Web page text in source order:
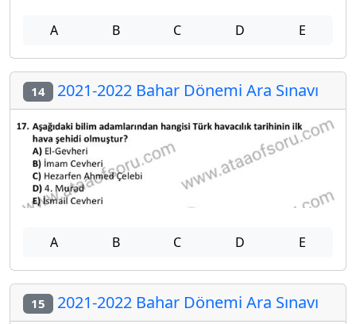
A B C D E
14 2021-2022 Bahar Dönemi Ara Sınavı
A B C D E
15 2021-2022 Bahar Dönemi Ara Sınavı